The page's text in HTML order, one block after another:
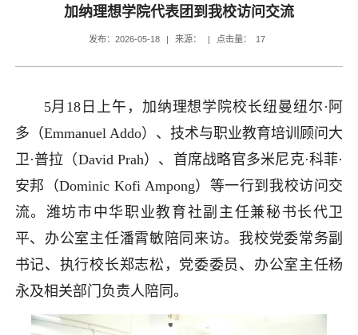
加纳理想学院代表团到我校访问交流
发布：2026-05-18 | 来源： | 点击量： 17
5月18日上午，加纳理想学院校长纽曼纽尔·阿
多（Emmanuel Addo）、技术与职业教育培训顾问大
卫·普拉（David Prah）、首席战略官多米尼克·科菲·
安邦（Dominic Kofi Ampong）等一行到我校访问交
流。潍坊市中华职业教育社副主任兼秘书长代卫
平、办公室主任潘霄敏陪同来访。我校党委常务副
书记、执行校长郑志松，党委委员、办公室主任杨
永及相关部门负责人陪同。